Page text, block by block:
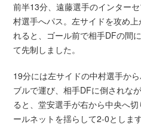
前半13分、遠藤選手のインター
村選手へパス。左サイドを攻め
れると、ゴール前で相手DFの間
て先制しました。
19分には左サイドの中村選手か
ブルで運び、相手DFに倒されな
ると、堂安選手が右から中央へ
ールネットを揺らして2-0とします